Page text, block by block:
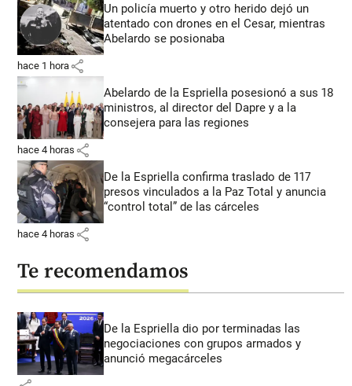
Un policía muerto y otro herido dejó un
atentado con drones en el Cesar, mientras
Abelardo se posionaba
hace 1 hora share
Abelardo de la Espriella posesionó a sus 18
ministros, al director del Dapre y a la
consejera para las regiones
hace 4 horas share
De la Espriella confirma traslado de 117
presos vinculados a la Paz Total y anuncia
“control total” de las cárceles
hace 4 horas share
Te recomendamos
De la Espriella dio por terminadas las
negociaciones con grupos armados y
anunció megacárceles